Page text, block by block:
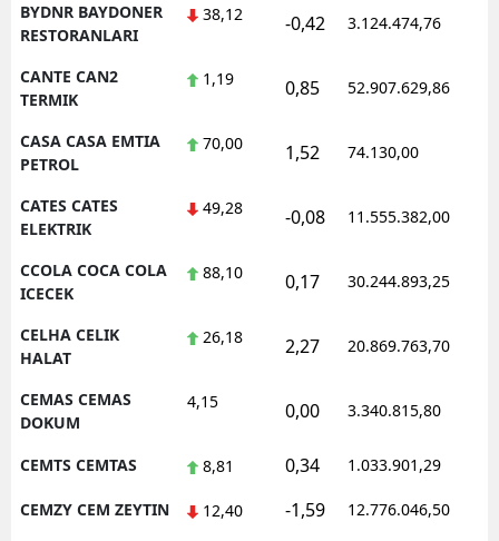
BYDNR BAYDONER
RESTORANLARI
38,12 -0,42 3.124.474,76
CANTE CAN2
TERMIK
1,19 0,85 52.907.629,86
CASA CASA EMTIA
PETROL
70,00 1,52 74.130,00
CATES CATES
ELEKTRIK
49,28 -0,08 11.555.382,00
CCOLA COCA COLA
ICECEK
88,10 0,17 30.244.893,25
CELHA CELIK
HALAT
26,18 2,27 20.869.763,70
CEMAS CEMAS
DOKUM
4,15 0,00 3.340.815,80
CEMTS CEMTAS 8,81 0,34 1.033.901,29
CEMZY CEM ZEYTIN 12,40 -1,59 12.776.046,50